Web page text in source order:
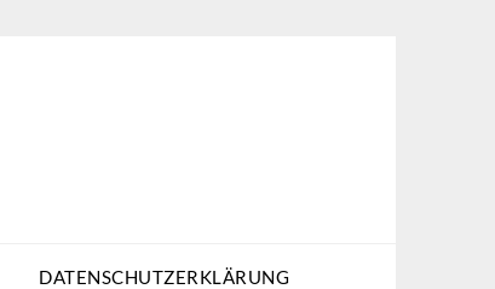
DATENSCHUTZERKLÄRUNG